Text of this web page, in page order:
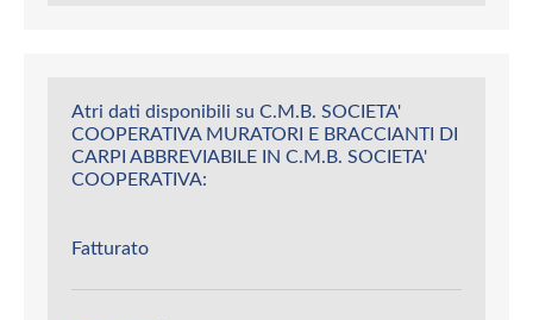
Atri dati disponibili su C.M.B. SOCIETA'
COOPERATIVA MURATORI E BRACCIANTI DI
CARPI ABBREVIABILE IN C.M.B. SOCIETA'
COOPERATIVA:
Fatturato